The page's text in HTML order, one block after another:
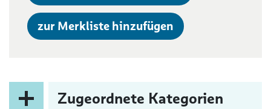
zur Merkliste hinzufügen
Zugeordnete Kategorien